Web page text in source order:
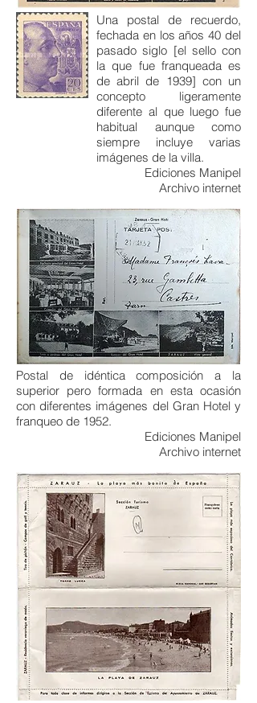
Una postal de recuerdo,
fechada en los años 40 del
pasado siglo [el sello con
la que fue franqueada es
de abril de 1939] con un
concepto ligeramente
diferente al que luego fue
habitual aunque como
siempre incluye varias
imágenes de la villa.
Ediciones Manipel
Archivo internet
Postal de idéntica composición a la
superior pero formada en esta ocasión
con diferentes imágenes del Gran Hotel y
franqueo de 1952.
Ediciones Manipel
Archivo internet